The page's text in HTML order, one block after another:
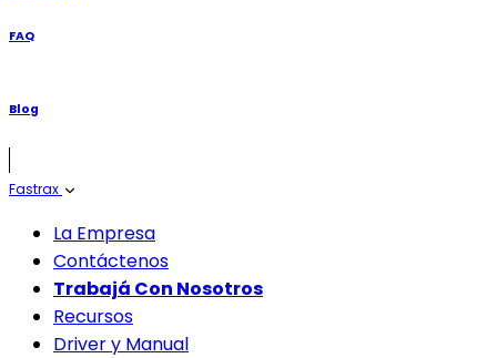
FAQ
Blog
Fastrax
La Empresa
Contáctenos
Trabajá Con Nosotros
Recursos
Driver y Manual